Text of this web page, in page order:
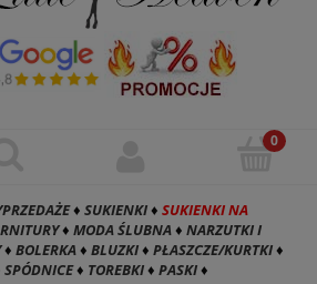
♦ SUKIENKI♦ SUKIENKI NA
♦ MODA ŚLUBNA♦ NARZUTKI I
♦ BOLERKA♦ BLUZKI♦ PŁASZCZE/KURTKI♦
SPÓDNICE♦ TOREBKI♦ PASKI♦